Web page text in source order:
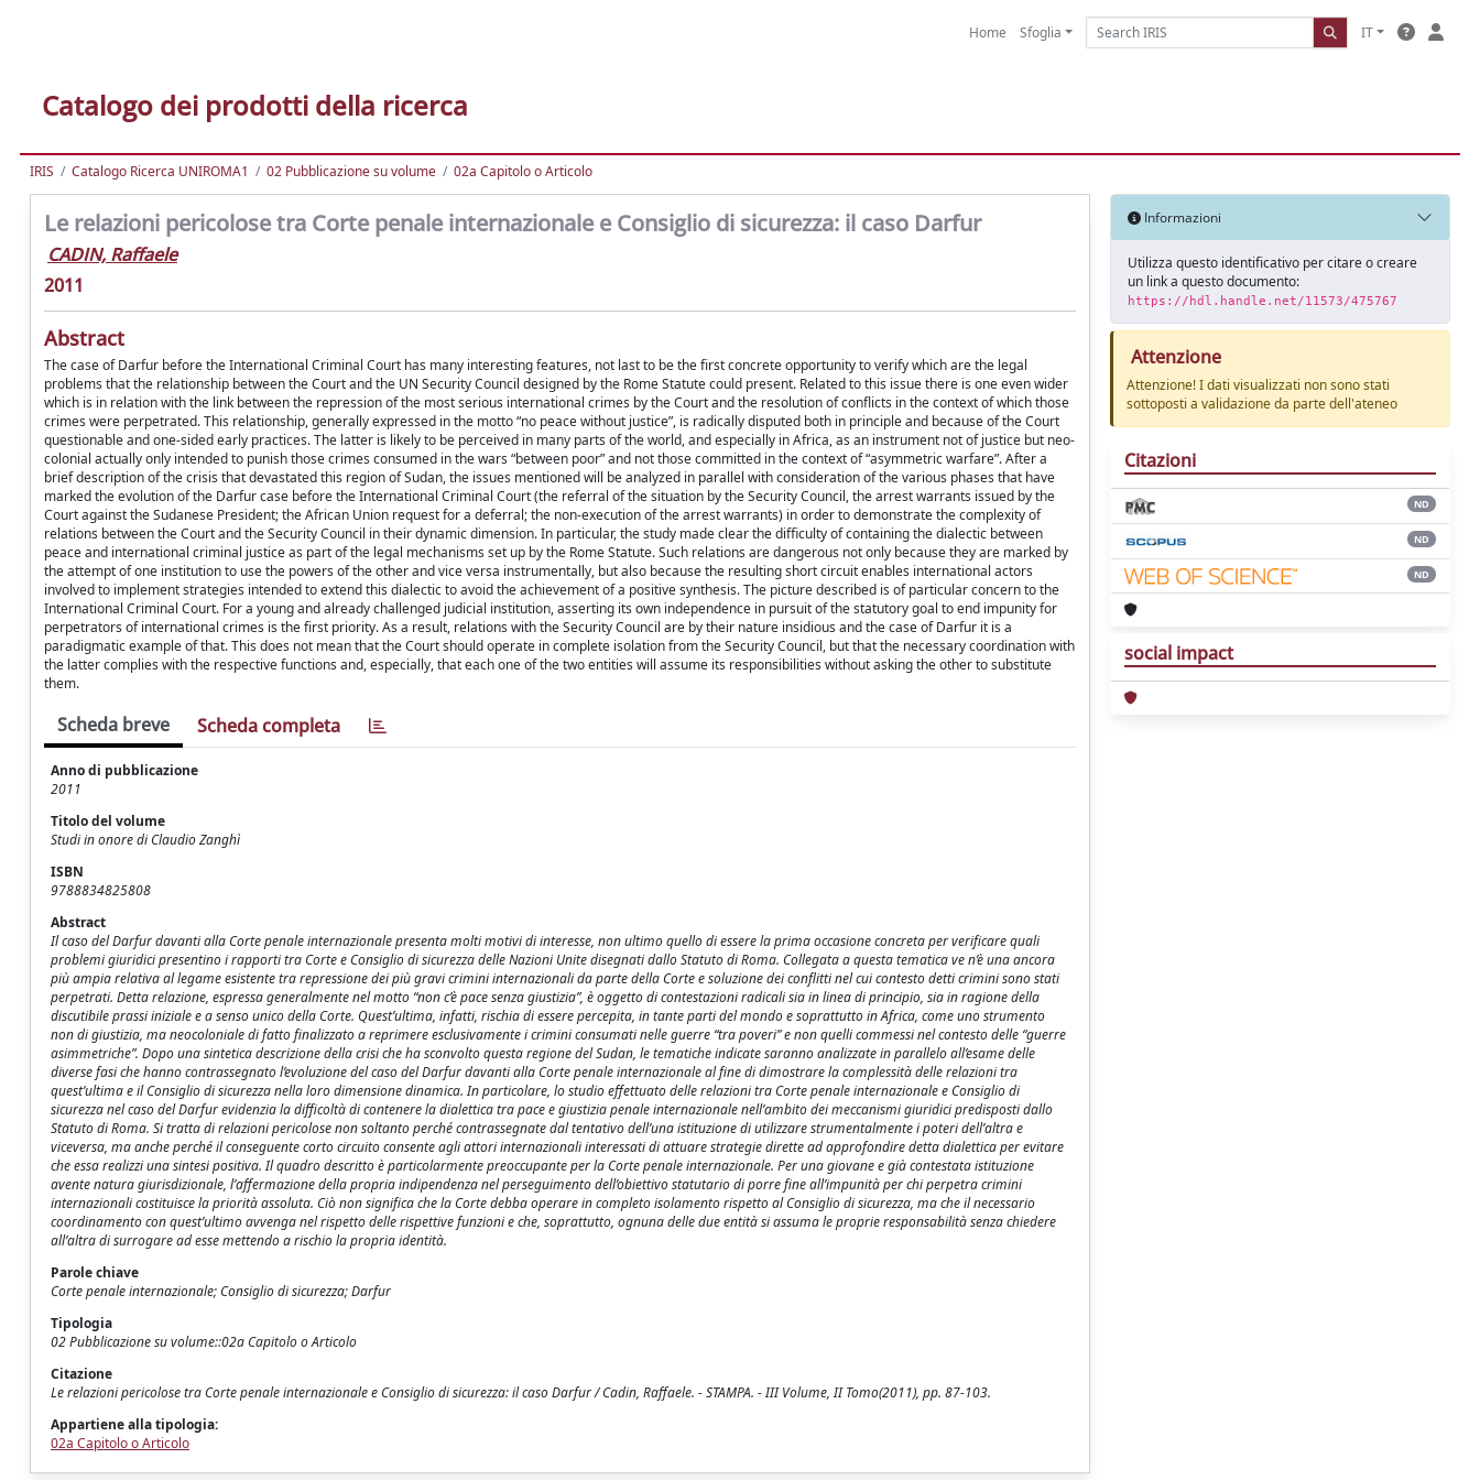
Home Sfoglia IT
Catalogo dei prodotti della ricerca
IRIS Catalogo Ricerca UNIROMA1 02 Pubblicazione su volume 02a Capitolo o Articolo
Le relazioni pericolose tra Corte penale internazionale e Consiglio di sicurezza: il caso Darfur
CADIN, Raffaele
2011
Abstract
The case of Darfur before the International Criminal Court has many interesting features, not last to be the first concrete opportunity to verify which are the legal
problems that the relationship between the Court and the UN Security Council designed by the Rome Statute could present. Related to this issue there is one even wider
which is in relation with the link between the repression of the most serious international crimes by the Court and the resolution of conflicts in the context of which those
crimes were perpetrated. This relationship, generally expressed in the motto “no peace without justice”, is radically disputed both in principle and because of the Court
questionable and one-sided early practices. The latter is likely to be perceived in many parts of the world, and especially in Africa, as an instrument not of justice but neo-
colonial actually only intended to punish those crimes consumed in the wars “between poor” and not those committed in the context of “asymmetric warfare”. After a
brief description of the crisis that devastated this region of Sudan, the issues mentioned will be analyzed in parallel with consideration of the various phases that have
marked the evolution of the Darfur case before the International Criminal Court (the referral of the situation by the Security Council, the arrest warrants issued by the
Court against the Sudanese President; the African Union request for a deferral; the non-execution of the arrest warrants) in order to demonstrate the complexity of
relations between the Court and the Security Council in their dynamic dimension. In particular, the study made clear the difficulty of containing the dialectic between
peace and international criminal justice as part of the legal mechanisms set up by the Rome Statute. Such relations are dangerous not only because they are marked by
the attempt of one institution to use the powers of the other and vice versa instrumentally, but also because the resulting short circuit enables international actors
involved to implement strategies intended to extend this dialectic to avoid the achievement of a positive synthesis. The picture described is of particular concern to the
International Criminal Court. For a young and already challenged judicial institution, asserting its own independence in pursuit of the statutory goal to end impunity for
perpetrators of international crimes is the first priority. As a result, relations with the Security Council are by their nature insidious and the case of Darfur it is a
paradigmatic example of that. This does not mean that the Court should operate in complete isolation from the Security Council, but that the necessary coordination with
the latter complies with the respective functions and, especially, that each one of the two entities will assume its responsibilities without asking the other to substitute
them.
Scheda breve Scheda completa
Anno di pubblicazione
2011
Titolo del volume
Studi in onore di Claudio Zanghì
ISBN
9788834825808
Abstract
Il caso del Darfur davanti alla Corte penale internazionale presenta molti motivi di interesse, non ultimo quello di essere la prima occasione concreta per verificare quali
problemi giuridici presentino i rapporti tra Corte e Consiglio di sicurezza delle Nazioni Unite disegnati dallo Statuto di Roma. Collegata a questa tematica ve n’è una ancora
più ampia relativa al legame esistente tra repressione dei più gravi crimini internazionali da parte della Corte e soluzione dei conflitti nel cui contesto detti crimini sono stati
perpetrati. Detta relazione, espressa generalmente nel motto “non c’è pace senza giustizia”, è oggetto di contestazioni radicali sia in linea di principio, sia in ragione della
discutibile prassi iniziale e a senso unico della Corte. Quest’ultima, infatti, rischia di essere percepita, in tante parti del mondo e soprattutto in Africa, come uno strumento
non di giustizia, ma neocoloniale di fatto finalizzato a reprimere esclusivamente i crimini consumati nelle guerre “tra poveri” e non quelli commessi nel contesto delle “guerre
asimmetriche”. Dopo una sintetica descrizione della crisi che ha sconvolto questa regione del Sudan, le tematiche indicate saranno analizzate in parallelo all’esame delle
diverse fasi che hanno contrassegnato l’evoluzione del caso del Darfur davanti alla Corte penale internazionale al fine di dimostrare la complessità delle relazioni tra
quest’ultima e il Consiglio di sicurezza nella loro dimensione dinamica. In particolare, lo studio effettuato delle relazioni tra Corte penale internazionale e Consiglio di
sicurezza nel caso del Darfur evidenzia la difficoltà di contenere la dialettica tra pace e giustizia penale internazionale nell’ambito dei meccanismi giuridici predisposti dallo
Statuto di Roma. Si tratta di relazioni pericolose non soltanto perché contrassegnate dal tentativo dell’una istituzione di utilizzare strumentalmente i poteri dell’altra e
viceversa, ma anche perché il conseguente corto circuito consente agli attori internazionali interessati di attuare strategie dirette ad approfondire detta dialettica per evitare
che essa realizzi una sintesi positiva. Il quadro descritto è particolarmente preoccupante per la Corte penale internazionale. Per una giovane e già contestata istituzione
avente natura giurisdizionale, l’affermazione della propria indipendenza nel perseguimento dell’obiettivo statutario di porre fine all’impunità per chi perpetra crimini
internazionali costituisce la priorità assoluta. Ciò non significa che la Corte debba operare in completo isolamento rispetto al Consiglio di sicurezza, ma che il necessario
coordinamento con quest’ultimo avvenga nel rispetto delle rispettive funzioni e che, soprattutto, ognuna delle due entità si assuma le proprie responsabilità senza chiedere
all’altra di surrogare ad esse mettendo a rischio la propria identità.
Parole chiave
Corte penale internazionale; Consiglio di sicurezza; Darfur
Tipologia
02 Pubblicazione su volume::02a Capitolo o Articolo
Citazione
Le relazioni pericolose tra Corte penale internazionale e Consiglio di sicurezza: il caso Darfur / Cadin, Raffaele. - STAMPA. - III Volume, II Tomo(2011), pp. 87-103.
Appartiene alla tipologia:
02a Capitolo o Articolo
Informazioni
Utilizza questo identificativo per citare o creare
un link a questo documento:
https://hdl.handle.net/11573/475767
Attenzione
Attenzione! I dati visualizzati non sono stati
sottoposti a validazione da parte dell'ateneo
Citazioni
ND
ND
ND
social impact